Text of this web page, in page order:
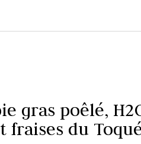
gras poêlé,
fraises du